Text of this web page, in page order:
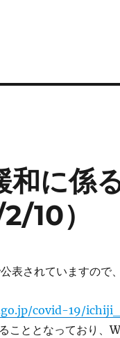
和に係
10）
表されていますので
covid-19/
こととなっており、